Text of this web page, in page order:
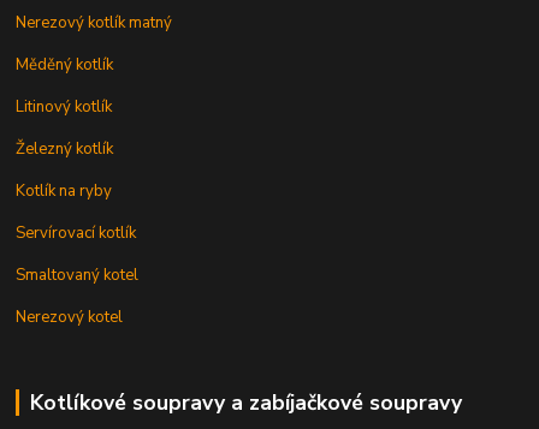
Nerezový kotlík matný
Měděný kotlík
Litinový kotlík
Železný kotlík
Kotlík na ryby
Servírovací kotlík
Smaltovaný kotel
Nerezový kotel
Kotlíkové soupravy a zabíjačkové soupravy